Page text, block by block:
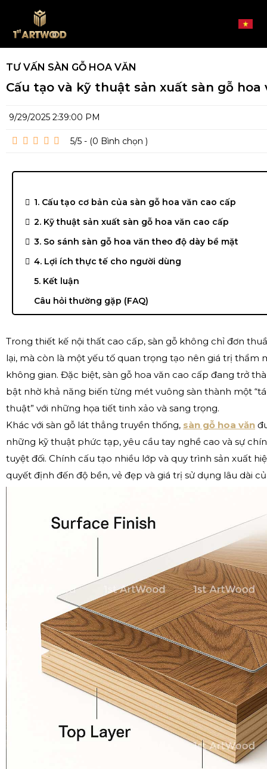
Về Chúng Tôi
Thư Ngỏ
Tầm Nhìn - Sứ Mệnh
Đội Ngũ Nhân Viên
Sàn Gỗ Hoa Văn
Sàn Gỗ Hoa Văn Cổ Điển
Sàn Gỗ Hoa Văn Hiện Đại
Sàn Gỗ Xương Cá
Chevron
Sàn Gỗ Plywood
Phong Cách & Nghệ Thuật
Báo Chí Nói Về Chúng Tôi
TƯ VẤN SÀN GỖ HOA VĂN
Cấu tạo và kỹ thuật sản xuất sàn gỗ hoa
9/29/2025 2:39:00 PM
5/5 - (0 Bình chọn )
1. Cấu tạo cơ bản của sàn gỗ hoa văn cao cấp
2. Kỹ thuật sản xuất sàn gỗ hoa văn cao cấp
3. So sánh sàn gỗ hoa văn theo độ dày bề mặt
4. Lợi ích thực tế cho người dùng
5. Kết luận
Câu hỏi thường gặp (FAQ)
Trong thiết kế nội thất cao cấp, sàn gỗ không chỉ đơn
lại, mà còn là một yếu tố quan trọng tạo nên giá trị thẩm
không gian. Đặc biệt, sàn gỗ hoa văn cao cấp đang trở
bật nhờ khả năng biến từng mét vuông sàn thành một
thuật” với những họa tiết tinh xảo và sang trọng.
Khác với sàn gỗ lát thẳng truyền thống, sàn gỗ hoa văn
những kỹ thuật phức tạp, yêu cầu tay nghề cao và sự
tuyệt đối. Chính cấu tạo nhiều lớp và quy trình sản xuất
quyết định đến độ bền, vẻ đẹp và giá trị sử dụng lâu dài